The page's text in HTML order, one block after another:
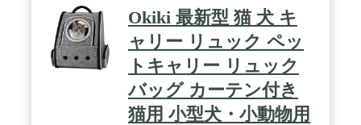
/ 【ペットリュック型-安全】高質素材を使い、耐久
性も優れています。安定感があって形も崩れにくい
です。内側に飛び出し防止専用リードが付き、付中
から開かないロックジッパーを採用しているので、
やんちゃな猫でも安心です。 / 【品質保証】ご購入
商品はお買い上日より、お使用中に商品自体の品質
問題で不具合等がございましたら、無料で商品交換
返金としっかりとご対応いたします。お気軽にご連
Okiki 最新型 猫 犬 キ
ャリー リュック ペッ
トキャリー リュック
バッグ カーテン付き
猫用 小型犬・小動物用